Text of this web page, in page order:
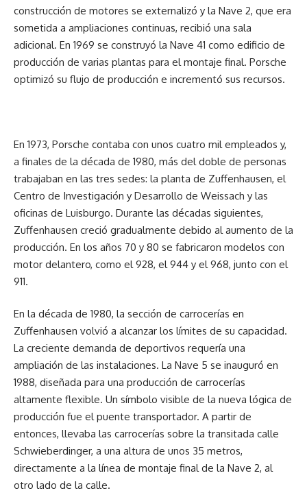
construcción de motores se externalizó y la Nave 2, que era
sometida a ampliaciones continuas, recibió una sala
adicional. En 1969 se construyó la Nave 41 como edificio de
producción de varias plantas para el montaje final. Porsche
optimizó su flujo de producción e incrementó sus recursos.
En 1973, Porsche contaba con unos cuatro mil empleados y,
a finales de la década de 1980, más del doble de personas
trabajaban en las tres sedes: la planta de Zuffenhausen, el
Centro de Investigación y Desarrollo de Weissach y las
oficinas de Luisburgo. Durante las décadas siguientes,
Zuffenhausen creció gradualmente debido al aumento de la
producción. En los años 70 y 80 se fabricaron modelos con
motor delantero, como el 928, el 944 y el 968, junto con el
911.
En la década de 1980, la sección de carrocerías en
Zuffenhausen volvió a alcanzar los límites de su capacidad.
La creciente demanda de deportivos requería una
ampliación de las instalaciones. La Nave 5 se inauguró en
1988, diseñada para una producción de carrocerías
altamente flexible. Un símbolo visible de la nueva lógica de
producción fue el puente transportador. A partir de
entonces, llevaba las carrocerías sobre la transitada calle
Schwieberdinger, a una altura de unos 35 metros,
directamente a la línea de montaje final de la Nave 2, al
otro lado de la calle.